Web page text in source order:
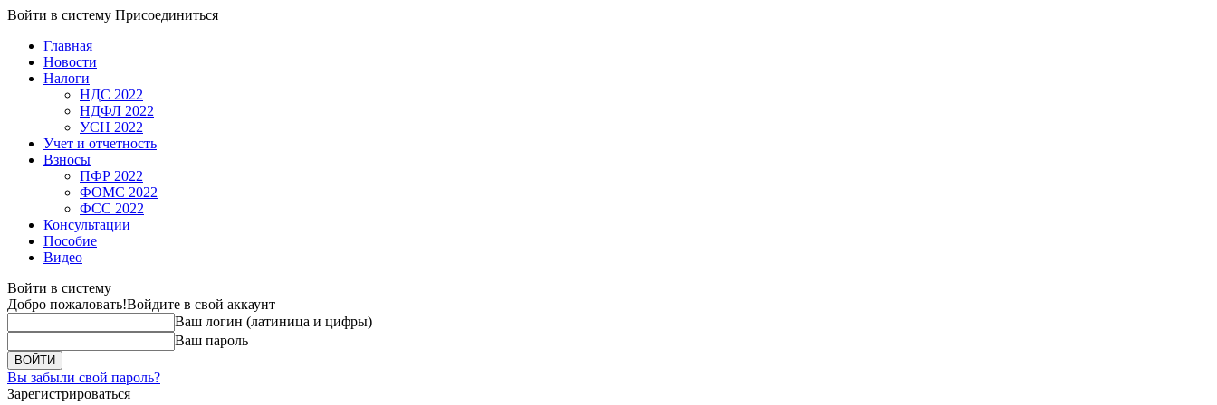
Войти в систему Присоединиться
Главная
Новости
Налоги
НДС 2022
НДФЛ 2022
УСН 2022
Учет и отчетность
Взносы
ПФР 2022
ФОМС 2022
ФСС 2022
Консультации
Пособие
Видео
Войти в систему
Добро пожаловать!Войдите в свой аккаунт
Ваш логин (латиница и цифры)
Ваш пароль
Вы забыли свой пароль?
Зарегистрироваться